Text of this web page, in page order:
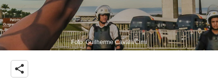
Foto: Guilherme Cavalli/Cimi
share